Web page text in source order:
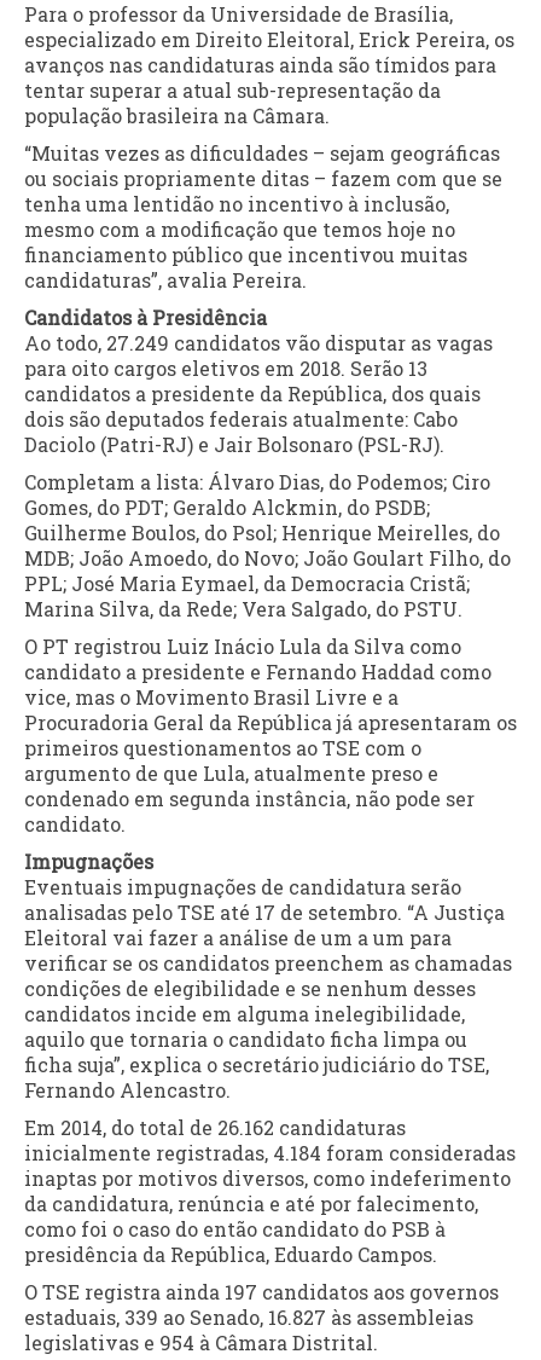
Para o professor da Universidade de Brasília,
especializado em Direito Eleitoral, Erick Pereira, os
avanços nas candidaturas ainda são tímidos para
tentar superar a atual sub-representação da
população brasileira na Câmara.
“Muitas vezes as dificuldades – sejam geográficas
ou sociais propriamente ditas – fazem com que se
tenha uma lentidão no incentivo à inclusão,
mesmo com a modificação que temos hoje no
financiamento público que incentivou muitas
candidaturas”, avalia Pereira.
Candidatos à Presidência
Ao todo, 27.249 candidatos vão disputar as vagas
para oito cargos eletivos em 2018. Serão 13
candidatos a presidente da República, dos quais
dois são deputados federais atualmente: Cabo
Daciolo (Patri-RJ) e Jair Bolsonaro (PSL-RJ).
Completam a lista: Álvaro Dias, do Podemos; Ciro
Gomes, do PDT; Geraldo Alckmin, do PSDB;
Guilherme Boulos, do Psol; Henrique Meirelles, do
MDB; João Amoedo, do Novo; João Goulart Filho, do
PPL; José Maria Eymael, da Democracia Cristã;
Marina Silva, da Rede; Vera Salgado, do PSTU.
O PT registrou Luiz Inácio Lula da Silva como
candidato a presidente e Fernando Haddad como
vice, mas o Movimento Brasil Livre e a
Procuradoria Geral da República já apresentaram os
primeiros questionamentos ao TSE com o
argumento de que Lula, atualmente preso e
condenado em segunda instância, não pode ser
candidato.
Impugnações
Eventuais impugnações de candidatura serão
analisadas pelo TSE até 17 de setembro. “A Justiça
Eleitoral vai fazer a análise de um a um para
verificar se os candidatos preenchem as chamadas
condições de elegibilidade e se nenhum desses
candidatos incide em alguma inelegibilidade,
aquilo que tornaria o candidato ficha limpa ou
ficha suja”, explica o secretário judiciário do TSE,
Fernando Alencastro.
Em 2014, do total de 26.162 candidaturas
inicialmente registradas, 4.184 foram consideradas
inaptas por motivos diversos, como indeferimento
da candidatura, renúncia e até por falecimento,
como foi o caso do então candidato do PSB à
presidência da República, Eduardo Campos.
O TSE registra ainda 197 candidatos aos governos
estaduais, 339 ao Senado, 16.827 às assembleias
legislativas e 954 à Câmara Distrital.